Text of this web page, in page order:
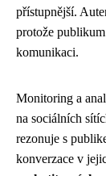
přístupnější.
protože
komunikaci.
Monitoring a
na sociálních
rezonuje s
konverzace v